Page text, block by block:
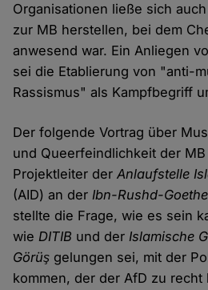
Organisationen ließe sich
zur MB herstellen, bei dem
anwesend war. Ein Anliegen
sei die Etablierung von "anti-
Rassismus" als Kampfbegriff
Der folgende Vortrag über
und Queerfeindlichkeit der
Projektleiter derAnlaufstelle
(AID) an derIbn-Rushd-
stellte die Frage, wie es sein
wieDITIB und derIslamische
Görüş gelungen sei, mit der
kommen, der der AfD zu recht